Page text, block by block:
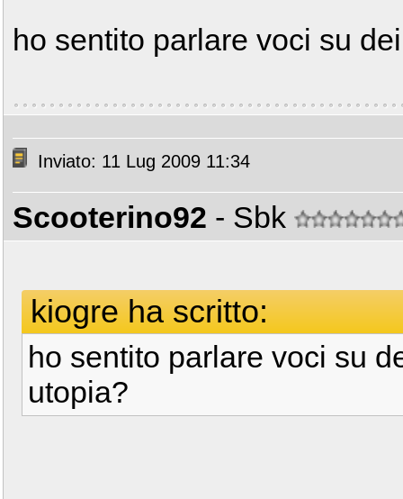
ho sentito parlare voci su
Inviato: 11 Lug 2009 11:34
Scooterino92 - Sbk
kiogre ha scritto:
ho sentito parlare voci su
utopia?